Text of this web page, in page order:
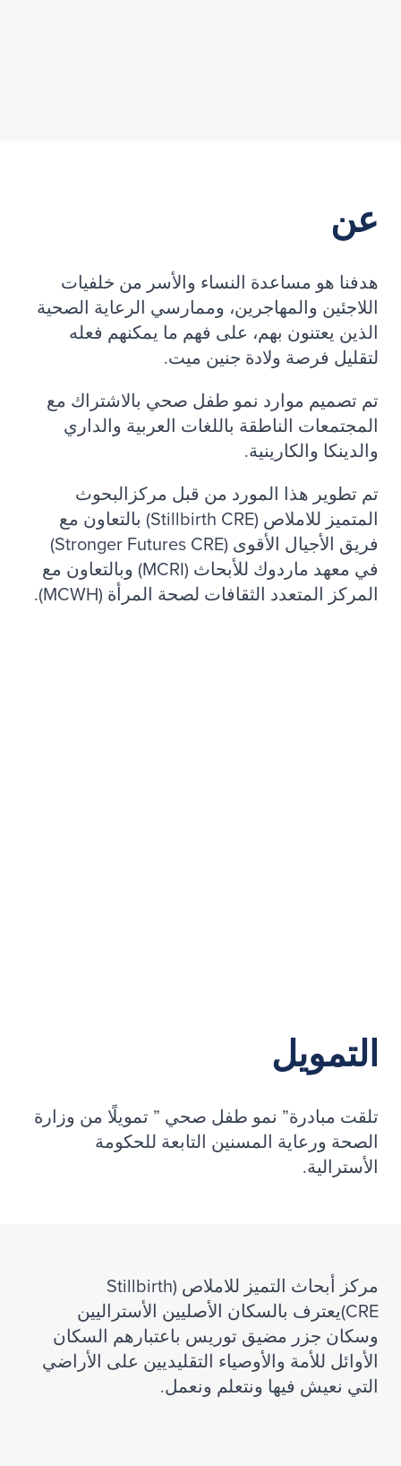
عن
هدفنا هو مساعدة النساء والأسر من خلفيات
اللاجئين والمهاجرين، وممارسي الرعاية الصحية
الذين يعتنون بهم، على فهم ما يمكنهم فعله
لتقليل فرصة ولادة جنين ميت.
تم تصميم موارد نمو طفل صحي بالاشتراك مع
المجتمعات الناطقة باللغات العربية والداري
والدينكا والكارينية.
تم تطوير هذا المورد من قبل مركزالبحوث
المتميز للاملاص (Stillbirth CRE) بالتعاون مع
فريق الأجيال الأقوى (Stronger Futures CRE)
في معهد ماردوك للأبحاث (MCRI) وبالتعاون مع
المركز المتعدد الثقافات لصحة المرأة (MCWH).
التمويل
تلقت مبادرة” نمو طفل صحي ” تمويلًا من وزارة
الصحة ورعاية المسنين التابعة للحكومة
الأسترالية.
مركز أبحاث التميز للاملاص (Stillbirth
CRE)يعترف بالسكان الأصليين الأستراليين
وسكان جزر مضيق توريس باعتبارهم السكان
الأوائل للأمة والأوصياء التقليديين على الأراضي
التي نعيش فيها ونتعلم ونعمل.